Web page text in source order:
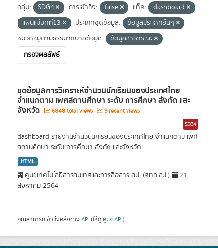
กลุ่ม: SDG4 การเข้าถึง: false แท็ค:
dashboard
แผนแม่บทที่13
ประเภทชุดข้อมูล:
ข้อมูลประเภทอื่นๆ
หมวดหมู่ตามธรรมาภิบาลข้อมูล:
ข้อมูลสาธารณะ
กรองผลลัพธ์
ชุดข้อมูลการวิเคราะห์จำนวนนักเรียนของประเทศไทย
จำแนกตาม เพศสถานศึกษา ระดับ การศึกษา สังกัด และ
จังหวัด 6848 total views 9 recent views
SDG4
dashboard รายงานจำนวนนักเรียนของประเทศไทย จำแนกตาม เพศ
สถานศึกษา ระดับ การศึกษา สังกัด และจังหวัด
HTML
ศูนย์เทคโนโลยีสารสนเทศและการสื่อสาร สป. (ศทก.สป.)
21
สิงหาคม 2564
คุณสามารถเข้าถึงคลังทาง API (ให้ดู คู่มือ API).